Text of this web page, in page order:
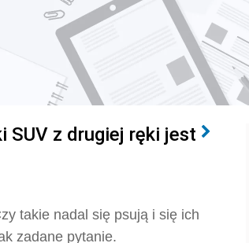
SUV z drugiej ręki jest
takie nadal się psują i się ich
zadane pytanie.